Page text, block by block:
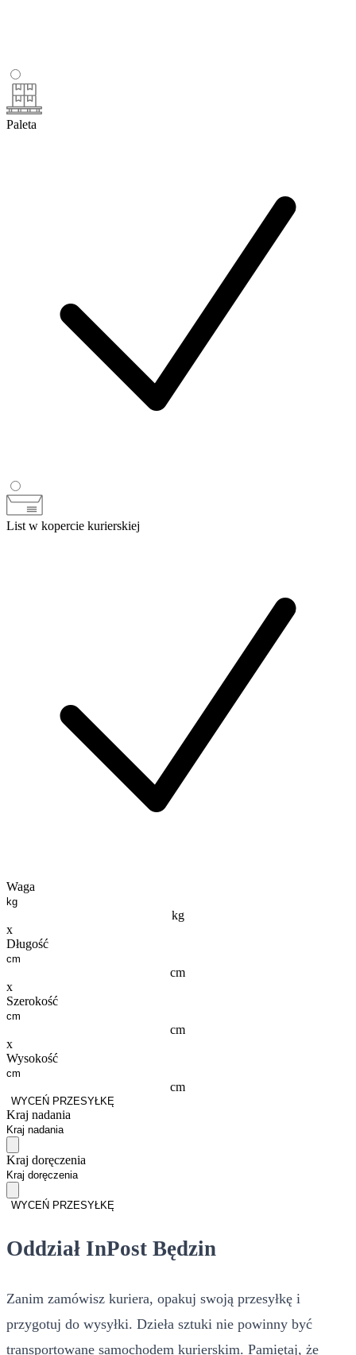
Paleta
List w kopercie kurierskiej
Waga
kg
x
Długość
cm
x
Szerokość
cm
x
Wysokość
cm
WYCEŃ PRZESYŁKĘ
Kraj nadania
Kraj doręczenia
WYCEŃ PRZESYŁKĘ
Oddział InPost Będzin
Zanim zamówisz kuriera, opakuj swoją przesyłkę i
przygotuj do wysyłki. Dzieła sztuki nie powinny być
transportowane samochodem kurierskim. Pamiętaj, że